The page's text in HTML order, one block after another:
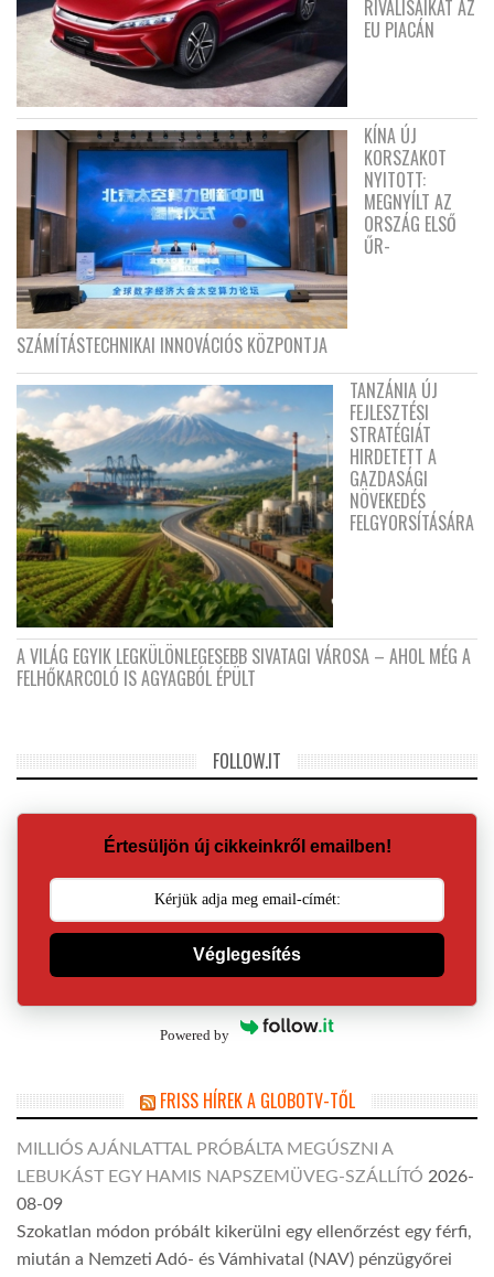
RIVÁLISAIKAT AZ
EU PIACÁN
KÍNA ÚJ
KORSZAKOT
NYITOTT:
MEGNYÍLT AZ
ORSZÁG ELSŐ
ŰR-
SZÁMÍTÁSTECHNIKAI INNOVÁCIÓS KÖZPONTJA
TANZÁNIA ÚJ
FEJLESZTÉSI
STRATÉGIÁT
HIRDETETT A
GAZDASÁGI
NÖVEKEDÉS
FELGYORSÍTÁSÁRA
A VILÁG EGYIK LEGKÜLÖNLEGESEBB SIVATAGI VÁROSA – AHOL MÉG A
FELHŐKARCOLÓ IS AGYAGBÓL ÉPÜLT
FOLLOW.IT
Értesüljön új cikkeinkről emailben!
Véglegesítés
Powered by
FRISS HÍREK A GLOBOTV-TŐL
MILLIÓS AJÁNLATTAL PRÓBÁLTA MEGÚSZNI A
LEBUKÁST EGY HAMIS NAPSZEMÜVEG-SZÁLLÍTÓ 2026-
08-09
Szokatlan módon próbált kikerülni egy ellenőrzést egy férfi,
miután a Nemzeti Adó- és Vámhivatal (NAV) pénzügyőrei